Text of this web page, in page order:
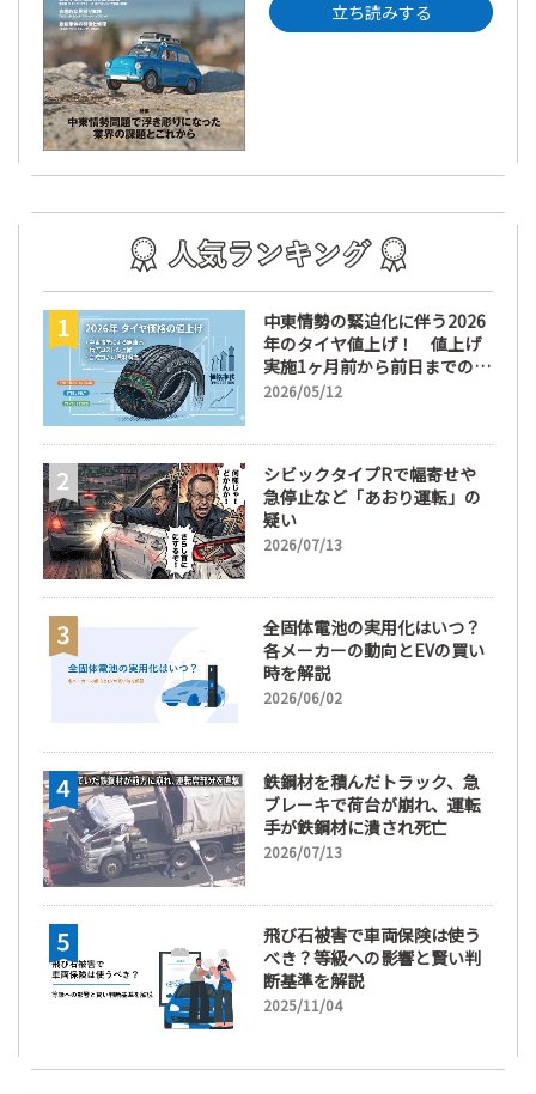
立ち読みする
中東情勢の緊迫化に伴う2026
年のタイヤ値上げ！ 値上げ
実施1ヶ月前から前日までの期
間が販売において極めて重要
2026/05/12
シビックタイプRで幅寄せや
急停止など「あおり運転」の
疑い
2026/07/13
全固体電池の実用化はいつ？
各メーカーの動向とEVの買い
時を解説
2026/06/02
鉄鋼材を積んだトラック、急
ブレーキで荷台が崩れ、運転
手が鉄鋼材に潰され死亡
2026/07/13
飛び石被害で車両保険は使う
べき？等級への影響と賢い判
断基準を解説
2025/11/04